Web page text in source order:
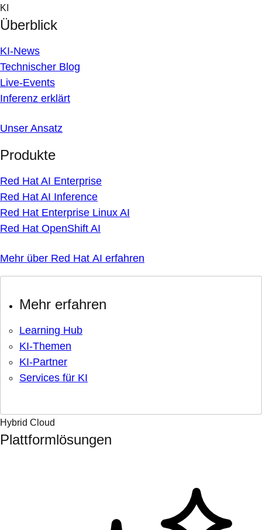
Skip
to
content
KI
Überblick
KI-News
Technischer Blog
Live-Events
Inferenz erklärt
Unser Ansatz
Produkte
Red Hat AI Enterprise
Red Hat AI Inference
Red Hat Enterprise Linux AI
Red Hat OpenShift AI
Mehr über Red Hat AI erfahren
Mehr erfahren
Learning Hub
KI-Themen
KI-Partner
Services für KI
Hybrid Cloud
Plattformlösungen